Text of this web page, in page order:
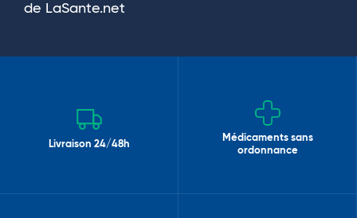
de LaSante.net
Livraison 24/48h
Médicaments sans
ordonnance